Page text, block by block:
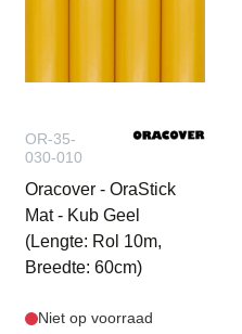
OR-35-
030-010
Oracover - OraStick
Mat - Kub Geel
(Lengte: Rol 10m,
Breedte: 60cm)
Niet op voorraad